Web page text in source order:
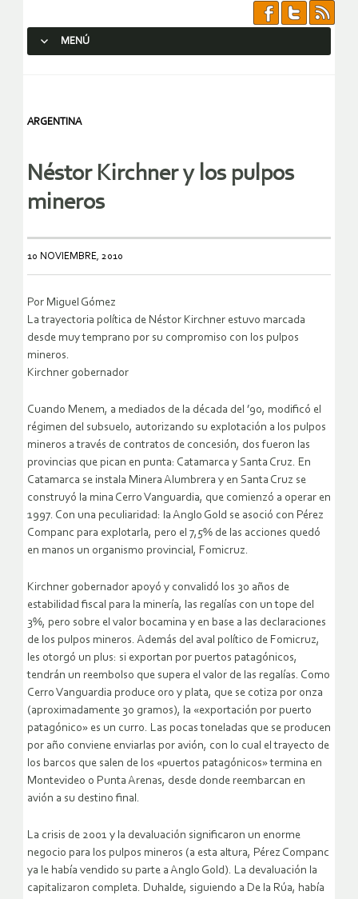
MENÚ
ARGENTINA
Néstor Kirchner y los pulpos
mineros
10 NOVIEMBRE, 2010
Por Miguel Gómez
La trayectoria política de Néstor Kirchner estuvo marcada
desde muy temprano por su compromiso con los pulpos
mineros.
Kirchner gobernador
Cuando Menem, a mediados de la década del ’90, modificó el
régimen del subsuelo, autorizando su explotación a los pulpos
mineros a través de contratos de concesión, dos fueron las
provincias que pican en punta: Catamarca y Santa Cruz. En
Catamarca se instala Minera Alumbrera y en Santa Cruz se
construyó la mina Cerro Vanguardia, que comienzó a operar en
1997. Con una peculiaridad: la Anglo Gold se asoció con Pérez
Companc para explotarla, pero el 7,5% de las acciones quedó
en manos un organismo provincial, Fomicruz.
Kirchner gobernador apoyó y convalidó los 30 años de
estabilidad fiscal para la minería, las regalías con un tope del
3%, pero sobre el valor bocamina y en base a las declaraciones
de los pulpos mineros. Además del aval político de Fomicruz,
les otorgó un plus: si exportan por puertos patagónicos,
tendrán un reembolso que supera el valor de las regalías. Como
Cerro Vanguardia produce oro y plata, que se cotiza por onza
(aproximadamente 30 gramos), la «exportación por puerto
patagónico» es un curro. Las pocas toneladas que se producen
por año conviene enviarlas por avión, con lo cual el trayecto de
los barcos que salen de los «puertos patagónicos» termina en
Montevideo o Punta Arenas, desde donde reembarcan en
avión a su destino final.
La crisis de 2001 y la devaluación significaron un enorme
negocio para los pulpos mineros (a esta altura, Pérez Companc
ya le había vendido su parte a Anglo Gold). La devaluación la
capitalizaron completa. Duhalde, siguiendo a De la Rúa, había